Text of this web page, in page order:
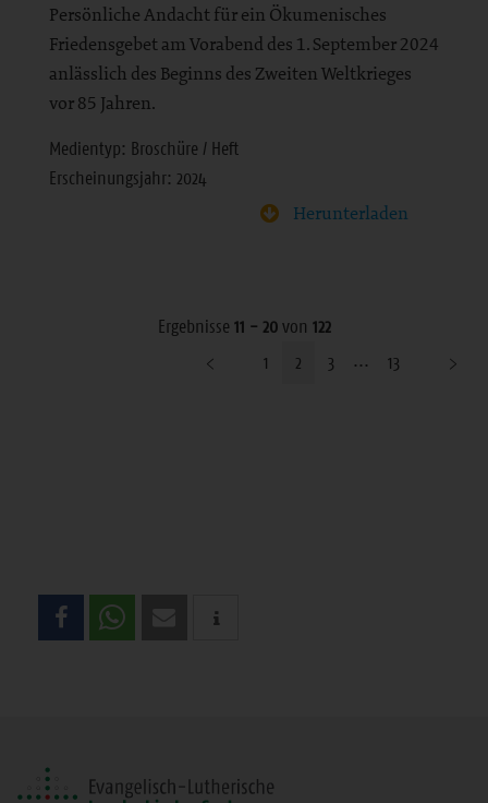
Persönliche Andacht für ein Ökumenisches
Friedensgebet am Vorabend des 1. September 2024
anlässlich des Beginns des Zweiten Weltkrieges
vor 85 Jahren.
Medientyp: Broschüre / Heft
Erscheinungsjahr: 2024
Herunterladen
Ergebnisse 11 - 20von 122
1
2 3 13
Teilen
Sie